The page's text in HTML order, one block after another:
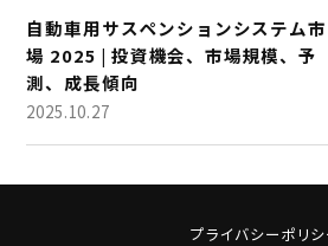
自動車用サスペンションシステム市
場 2025 | 投資機会、市場規模、予
測、成長傾向
2025.10.27
プライバシーポリシ